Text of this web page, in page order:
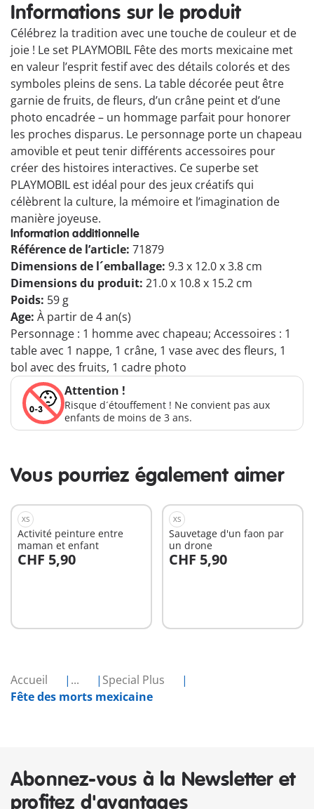
Accueil ...
Special Plus
Fête des morts mexicaine
Informations sur le produit
Célébrez la tradition avec une touche de couleur et de
joie ! Le set PLAYMOBIL Fête des morts mexicaine met
en valeur l’esprit festif avec des détails colorés et des
symboles pleins de sens. La table décorée peut être
garnie de fruits, de fleurs, d’un crâne peint et d’une
photo encadrée – un hommage parfait pour honorer
les proches disparus. Le personnage porte un chapeau
amovible et peut tenir différents accessoires pour
créer des histoires interactives. Ce superbe set
PLAYMOBIL est idéal pour des jeux créatifs qui
célèbrent la culture, la mémoire et l’imagination de
manière joyeuse.
Information additionnelle
Référence de l’article: 71879
Dimensions de l´emballage: 9.3 x 12.0 x 3.8 cm
Dimensions du produit: 21.0 x 10.8 x 15.2 cm
Poids: 59 g
Age: À partir de 4 an(s)
Personnage : 1 homme avec chapeau; Accessoires : 1
table avec 1 nappe, 1 crâne, 1 vase avec des fleurs, 1
bol avec des fruits, 1 cadre photo
Attention !
Risque d´étouffement ! Ne convient pas aux
enfants de moins de 3 ans.
Vous pourriez également aimer
XS
Activité peinture entre
maman et enfant
CHF 5,90
Au panier
XS
Sauvetage d'un faon par
un drone
CHF 5,90
Au panier
Abonnez-vous à la Newsletter et
profitez d'avantages